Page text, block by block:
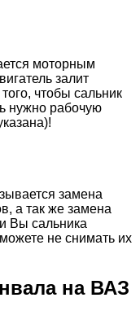
моторным
залит
чтобы сальник
нужно рабочую
замена
а так же замена
Вы сальника
не снимать их
на ВАЗ